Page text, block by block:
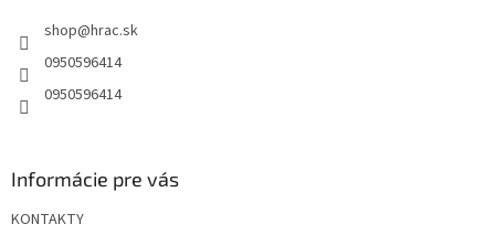
shop@hrac.sk
0950596414
0950596414
Informácie pre vás
KONTAKTY